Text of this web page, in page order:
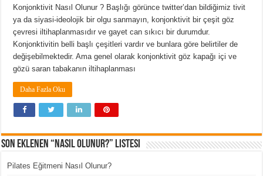
Konjonktivit Nasıl Olunur ? Başlığı görünce twitter’dan bildiğimiz tivit
ya da siyasi-ideolojik bir olgu sanmayın, konjonktivit bir çeşit göz
çevresi iltihaplanmasıdır ve gayet can sıkıcı bir durumdur.
Konjonktivitin belli başlı çeşitleri vardır ve bunlara göre belirtiler de
değişebilmektedir. Ama genel olarak konjonktivit göz kapağı içi ve
gözü saran tabakanın iltihaplanması
Daha Fazla Oku
Son Eklenen “Nasıl Olunur?” Listesi
Pilates Eğitmeni Nasıl Olunur?